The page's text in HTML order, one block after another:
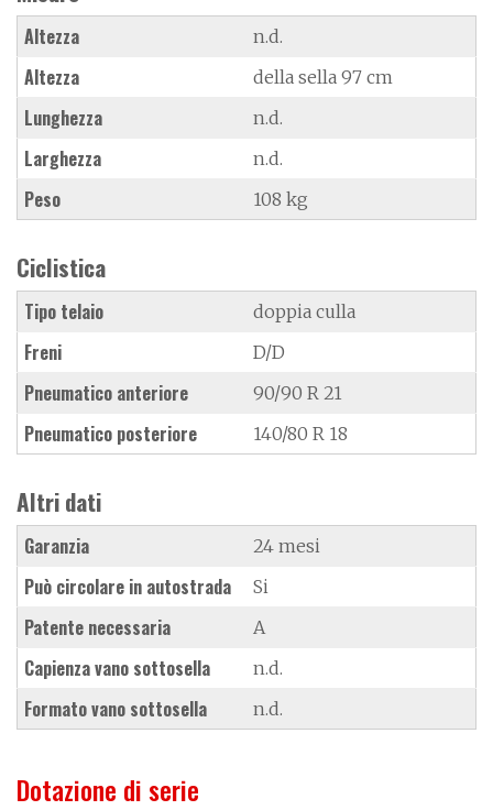
Altezza n.d.
Altezza della sella 97 cm
Lunghezza n.d.
Larghezza n.d.
Peso 108 kg
Ciclistica
Tipo telaio doppia culla
Freni D/D
Pneumatico anteriore 90/90 R 21
Pneumatico posteriore 140/80 R 18
Altri dati
Garanzia 24 mesi
Può circolare in autostrada Si
Patente necessaria A
Capienza vano sottosella n.d.
Formato vano sottosella n.d.
Dotazione di serie